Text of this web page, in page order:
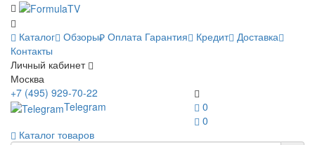
Каталог Обзоры Оплата Гарантия Кредит Доставка
Контакты
Личный кабинет
Москва
0
0
+7 (495) 929-70-22
Telegram
Каталог товаров